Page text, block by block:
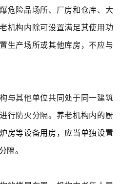
危险品场所、厂房和仓库、大
机构内除可设置满足其使用功
生产场所或其他库房，不应与
与其他单位共同处于同一建筑
行防火分隔。养老机构内的厨
房等设备用房，应当单独设置
隔。